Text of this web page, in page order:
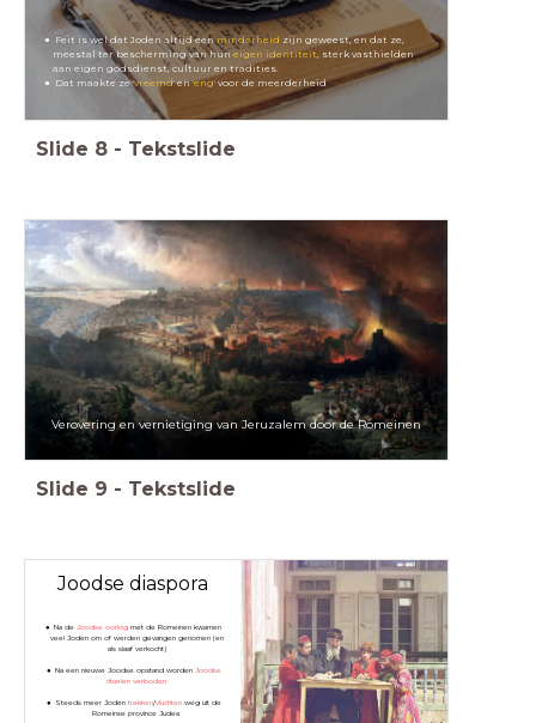
Feit is wel dat Joden altijd eenminderheid zijn geweest, en dat ze,
meestal ter bescherming van hun eigen identiteit , sterk vasthielden
aan eigen godsdienst, cultuur en tradities.
Dat maakte ze'vreemd'en'eng' voor de meerderheid
Slide 8 - Tekstslide
Verovering en vernietiging van Jeruzalem door de Romeinen
Slide 9 - Tekstslide
Joodse diaspora
Na de Joodse oorlogmet de Romeinen kwamen
veel Joden om of werden gevangen genomen (en
als slaaf verkocht)
Na een nieuwe Joodse opstand worden Joodse
rituelen verboden
Steeds meer Joden trekken/vluchtenweg uit de
Romeinse province Judea